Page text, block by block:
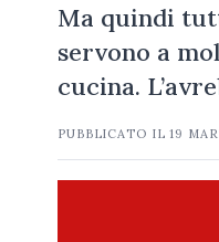
Ma quindi
servono a
cucina.
PUBBLICATO IL19